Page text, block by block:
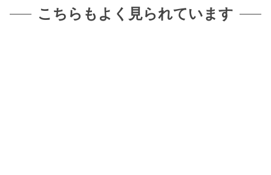
こちらもよく見られています